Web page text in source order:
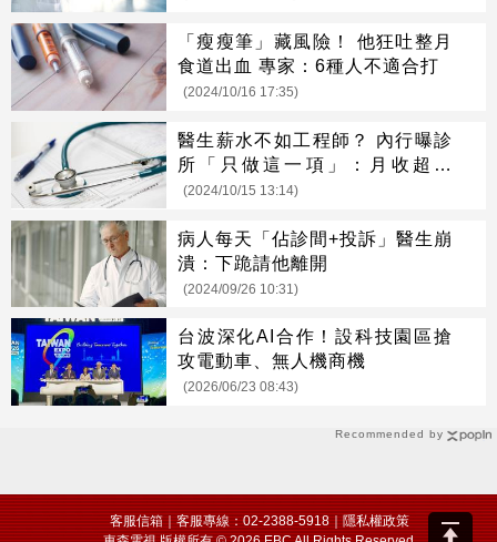
Recommended by
「瘦瘦筆」藏風險！ 他狂吐整月
食道出血 專家：6種人不適合打
(2024/10/16 17:35)
醫生薪水不如工程師？ 內行曝診
所「只做這一項」：月收超過
500萬
(2024/10/15 13:14)
病人每天「佔診間+投訴」醫生崩
潰：下跪請他離開
(2024/09/26 10:31)
台波深化AI合作！設科技園區搶
攻電動車、無人機商機
(2026/06/23 08:43)
客服信箱｜客服專線：02-2388-5918｜隱私權政策